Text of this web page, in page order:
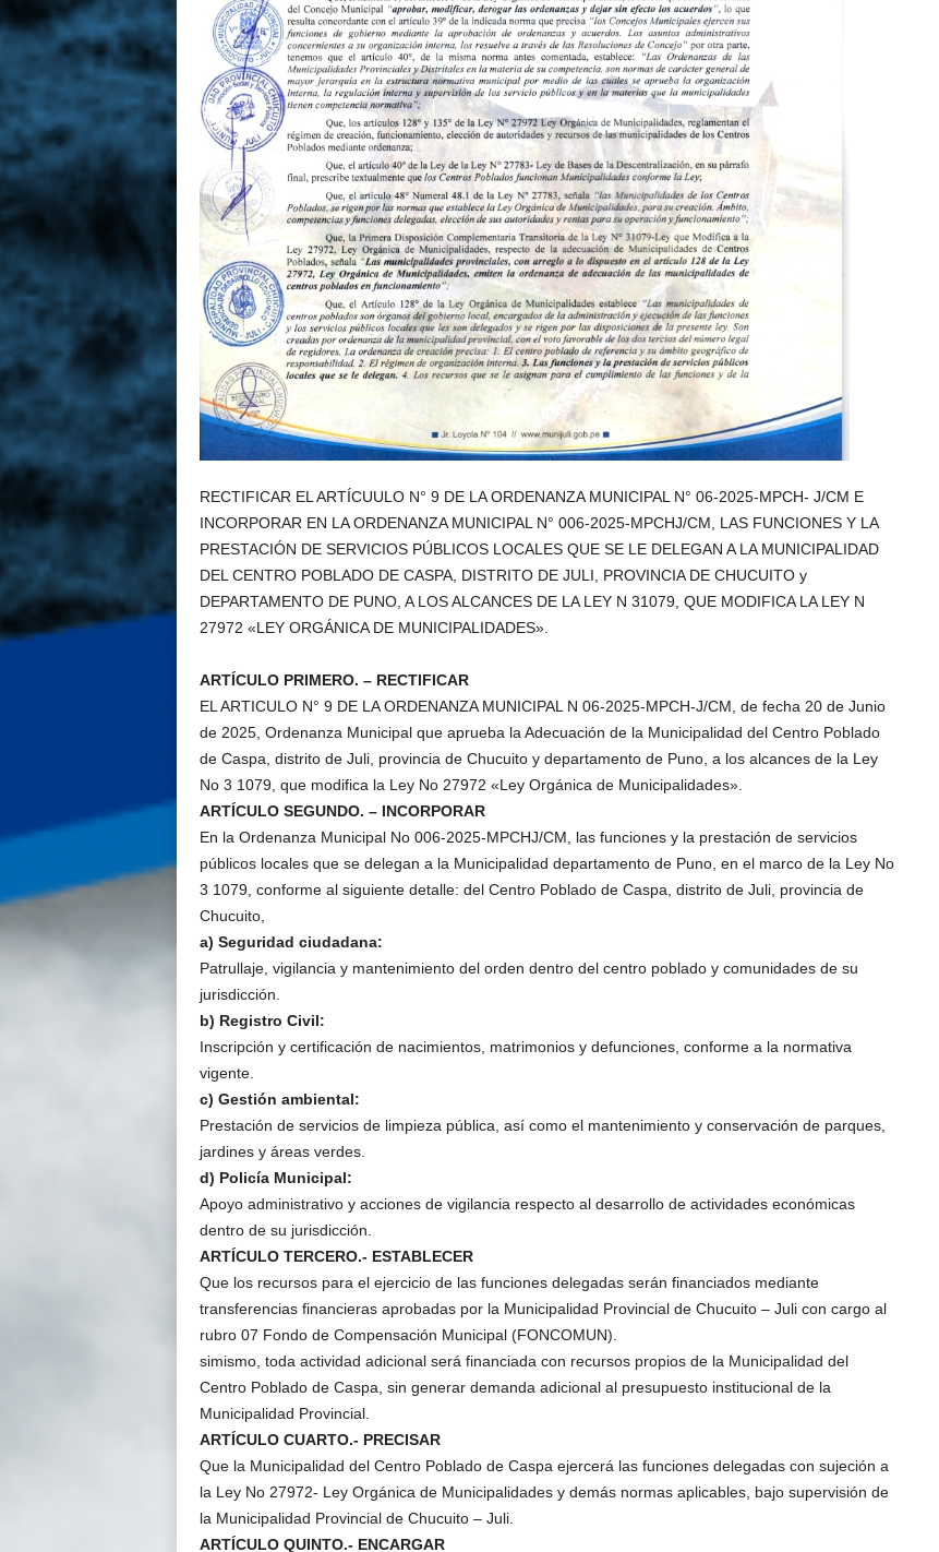
RECTIFICAR EL ARTÍCUULO N° 9 DE LA ORDENANZA MUNICIPAL N° 06-2025-MPCH- J/CM E
INCORPORAR EN LA ORDENANZA MUNICIPAL N° 006-2025-MPCHJ/CM, LAS FUNCIONES Y LA
PRESTACIÓN DE SERVICIOS PÚBLICOS LOCALES QUE SE LE DELEGAN A LA MUNICIPALIDAD
DEL CENTRO POBLADO DE CASPA, DISTRITO DE JULI, PROVINCIA DE CHUCUITO y
DEPARTAMENTO DE PUNO, A LOS ALCANCES DE LA LEY N 31079, QUE MODIFICA LA LEY N
27972 «LEY ORGÁNICA DE MUNICIPALIDADES».
ARTÍCULO PRIMERO. – RECTIFICAR
EL ARTICULO N° 9 DE LA ORDENANZA MUNICIPAL N 06-2025-MPCH-J/CM, de fecha 20 de Junio
de 2025, Ordenanza Municipal que aprueba la Adecuación de la Municipalidad del Centro Poblado
de Caspa, distrito de Juli, provincia de Chucuito y departamento de Puno, a los alcances de la Ley
No 3 1079, que modifica la Ley No 27972 «Ley Orgánica de Municipalidades».
ARTÍCULO SEGUNDO. – INCORPORAR
En la Ordenanza Municipal No 006-2025-MPCHJ/CM, las funciones y la prestación de servicios
públicos locales que se delegan a la Municipalidad departamento de Puno, en el marco de la Ley No
3 1079, conforme al siguiente detalle: del Centro Poblado de Caspa, distrito de Juli, provincia de
Chucuito,
a) Seguridad ciudadana:
Patrullaje, vigilancia y mantenimiento del orden dentro del centro poblado y comunidades de su
jurisdicción.
b) Registro Civil:
Inscripción y certificación de nacimientos, matrimonios y defunciones, conforme a la normativa
vigente.
c) Gestión ambiental:
Prestación de servicios de limpieza pública, así como el mantenimiento y conservación de parques,
jardines y áreas verdes.
d) Policía Municipal:
Apoyo administrativo y acciones de vigilancia respecto al desarrollo de actividades económicas
dentro de su jurisdicción.
ARTÍCULO TERCERO.- ESTABLECER
Que los recursos para el ejercicio de las funciones delegadas serán financiados mediante
transferencias financieras aprobadas por la Municipalidad Provincial de Chucuito – Juli con cargo al
rubro 07 Fondo de Compensación Municipal (FONCOMUN).
simismo, toda actividad adicional será financiada con recursos propios de la Municipalidad del
Centro Poblado de Caspa, sin generar demanda adicional al presupuesto institucional de la
Municipalidad Provincial.
ARTÍCULO CUARTO.- PRECISAR
Que la Municipalidad del Centro Poblado de Caspa ejercerá las funciones delegadas con sujeción a
la Ley No 27972- Ley Orgánica de Municipalidades y demás normas aplicables, bajo supervisión de
la Municipalidad Provincial de Chucuito – Juli.
ARTÍCULO QUINTO.- ENCARGAR